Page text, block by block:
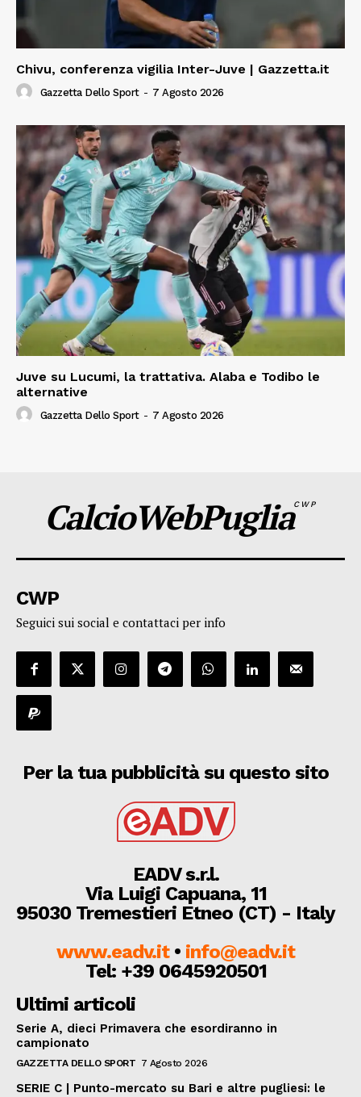
Chivu, conferenza vigilia Inter-Juve | Gazzetta.it
Gazzetta Dello Sport - 7 Agosto 2026
Juve su Lucumi, la trattativa. Alaba e Todibo le
alternative
Gazzetta Dello Sport - 7 Agosto 2026
CalcioWebPugliaCWP
CWP
Seguici sui social e contattaci per info
Per la tua pubblicità su questo sito
EADV s.r.l.
Via Luigi Capuana, 11
95030 Tremestieri Etneo (CT) - Italy
www.eadv.it• info@eadv.it
Tel: +39 0645920501
Ultimi articoli
Serie A, dieci Primavera che esordiranno in
campionato
GAZZETTA DELLO SPORT 7 Agosto 2026
SERIE C | Punto-mercato su Bari e altre pugliesi: le